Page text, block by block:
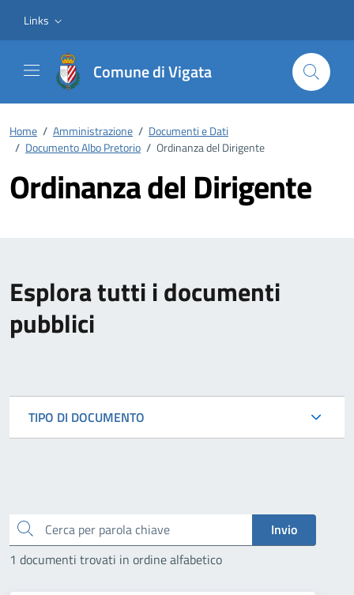
Links
Comune di Vigata
Home / Amministrazione / Documenti e Dati
/ Documento Albo Pretorio / Ordinanza del Dirigente
Ordinanza del Dirigente
Esplora tutti i documenti
pubblici
Cerca
Invio
1 documenti trovati in ordine alfabetico
TIPO DI DOCUMENTO